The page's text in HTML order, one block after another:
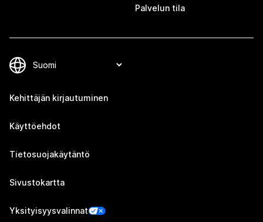
Palvelun tila
Kehittäjän kirjautuminen
Käyttöehdot
Tietosuojakäytäntö
Sivustokartta
Yksityisyysvalinnat